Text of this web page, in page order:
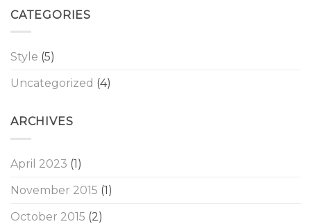
CATEGORIES
Style (5)
Uncategorized (4)
ARCHIVES
April 2023 (1)
November 2015 (1)
October 2015 (2)